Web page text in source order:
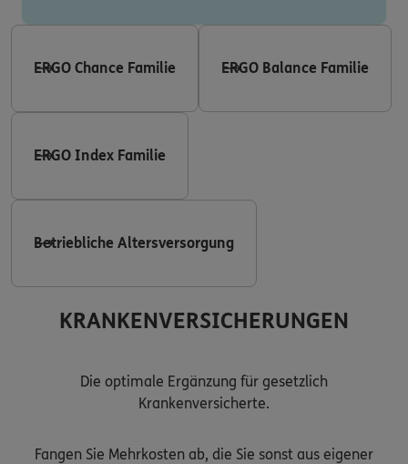
ERGO Chance Familie ERGO Balance Familie
ERGO Index Familie
Betriebliche Altersversorgung
KRANKENVERSICHERUNGEN
Die optimale Ergänzung für gesetzlich
Krankenversicherte.
Fangen Sie Mehrkosten ab, die Sie sonst aus eigener